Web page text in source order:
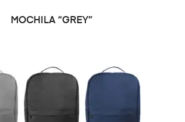
MOCHILA “GREY”